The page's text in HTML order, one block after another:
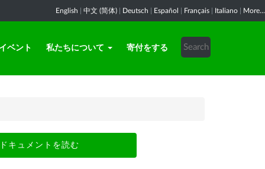
English 中文 (简体) Deutsch Español Français Italiano More...
イベント 私たちについて 寄付をする
ドキュメントを読む